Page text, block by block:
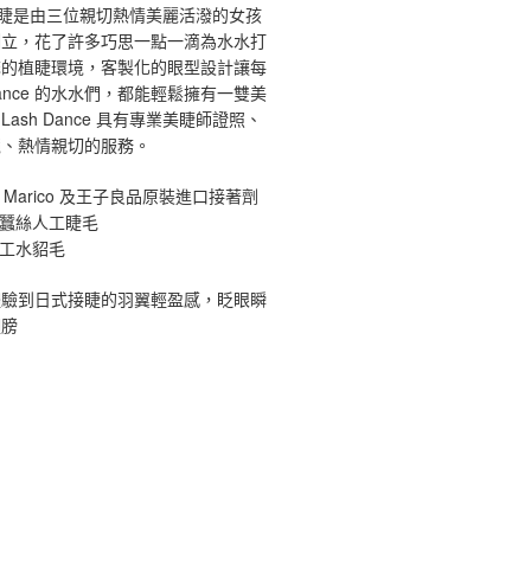
是由三位親切熱情美麗活潑的女孩
，花了許多巧思一點一滴為水水打
植睫環境，客製化的眼型設計讓每
的水水們，都能輕鬆擁有一雙美
Dance 具有專業美睫師證照、
熱情親切的服務。
及王子良品原裝進口接著劑
絲人工睫毛
水貂毛
到日式接睫的羽翼輕盈感，眨眼瞬